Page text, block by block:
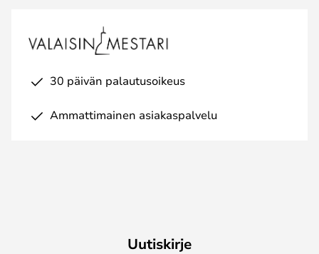
30 päivän palautusoikeus
Ammattimainen asiakaspalvelu
Uutiskirje